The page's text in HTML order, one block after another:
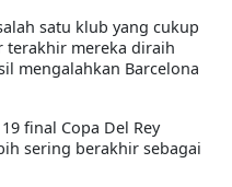
satu klub yang cukup
terakhir mereka diraih
mengalahkan Barcelona
final Copa Del Rey
sering berakhir sebagai